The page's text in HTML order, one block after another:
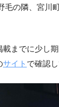
毛の隣、宮川
までに少し
サイト で確認